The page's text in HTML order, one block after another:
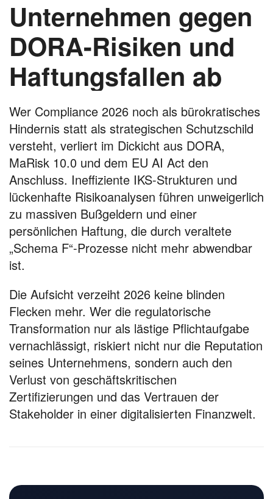
Unternehmen gegen
DORA-Risiken und
Haftungsfallen ab
Wer Compliance 2026 noch als bürokratisches
Hindernis statt als strategischen Schutzschild
versteht, verliert im Dickicht aus DORA,
MaRisk 10.0 und dem EU AI Act den
Anschluss. Ineffiziente IKS-Strukturen und
lückenhafte Risikoanalysen führen unweigerlich
zu massiven Bußgeldern und einer
persönlichen Haftung, die durch veraltete
„Schema F“-Prozesse nicht mehr abwendbar
ist.
Die Aufsicht verzeiht 2026 keine blinden
Flecken mehr. Wer die regulatorische
Transformation nur als lästige Pflichtaufgabe
vernachlässigt, riskiert nicht nur die Reputation
seines Unternehmens, sondern auch den
Verlust von geschäftskritischen
Zertifizierungen und das Vertrauen der
Stakeholder in einer digitalisierten Finanzwelt.